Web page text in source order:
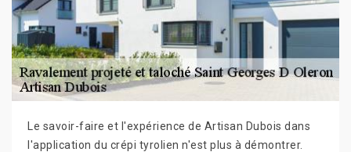
Le savoir-faire et l'expérience de Artisan Dubois dans
l'application du crépi tyrolien n'est plus à démontrer.